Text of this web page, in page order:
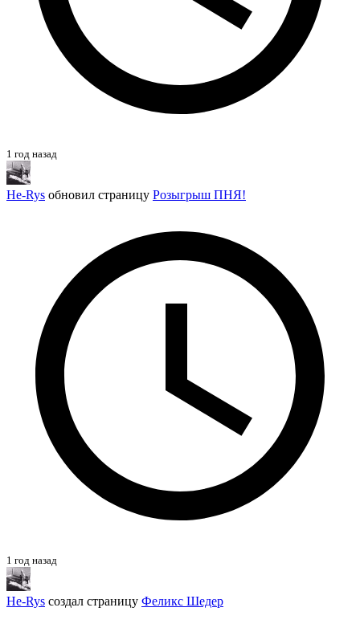
1 год назад
He-Rys обновил страницу Розыгрыш ПНЯ!
1 год назад
He-Rys создал страницу Феликс Шедер